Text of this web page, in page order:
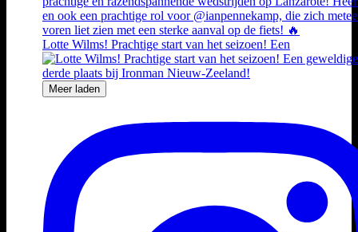
Lotte Wilms! Prachtige start van het seizoen! Een
Meer laden